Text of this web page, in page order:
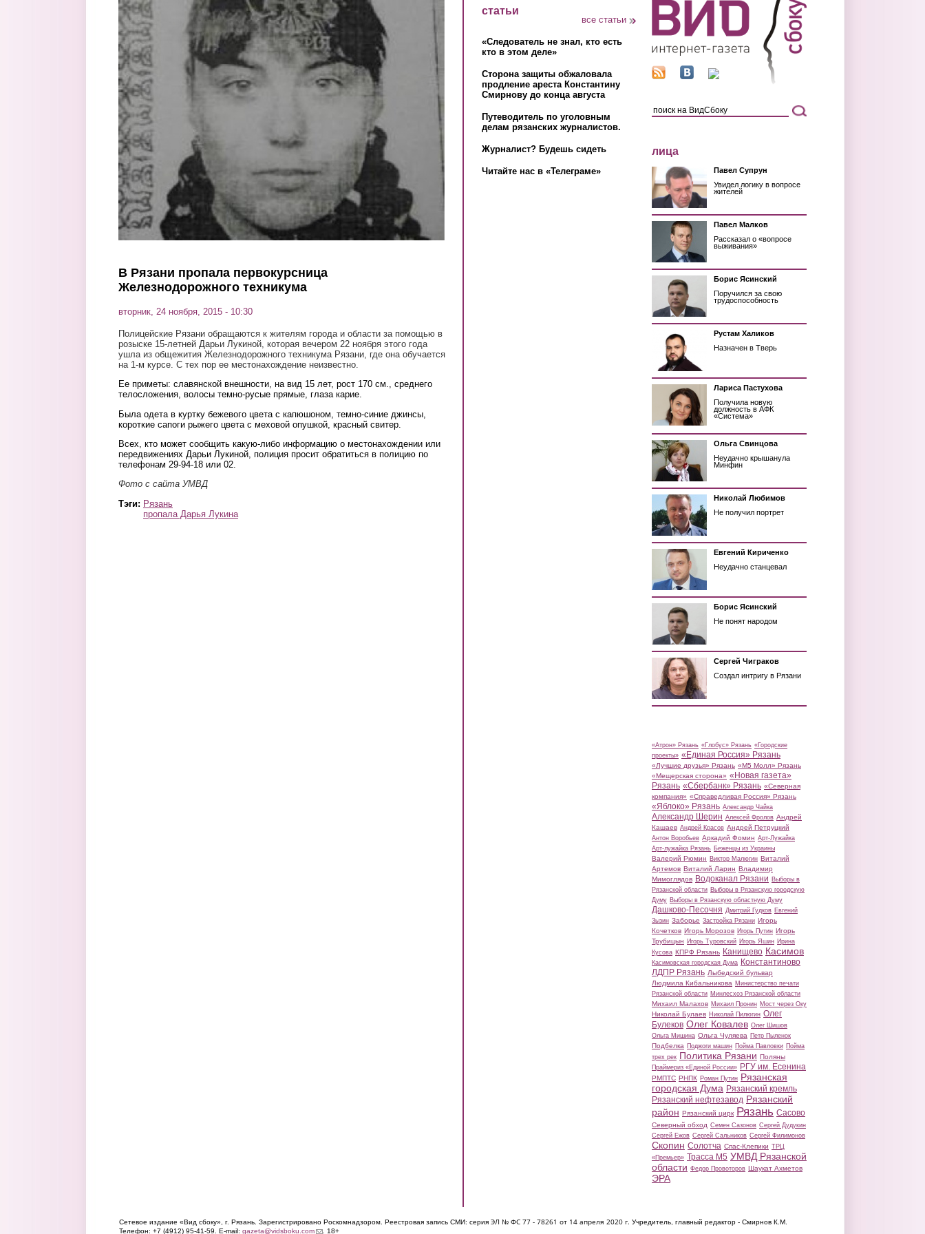
Перейти к основному содержанию
В Рязани пропала первокурсница
Железнодорожного техникума
вторник, 24 ноября, 2015 - 10:30
Полицейские Рязани обращаются к жителям города и области за помощью в
розыске 15-летней Дарьи Лукиной, которая вечером 22 ноября этого года
ушла из общежития Железнодорожного техникума Рязани, где она обучается
на 1-м курсе. С тех пор ее местонахождение неизвестно.
Ее приметы: славянской внешности, на вид 15 лет, рост 170 см., среднего
телосложения, волосы темно-русые прямые, глаза карие.
Была одета в куртку бежевого цвета с капюшоном, темно-синие джинсы,
короткие сапоги рыжего цвета с меховой опушкой, красный свитер.
Всех, кто может сообщить какую-либо информацию о местонахождении или
передвижениях Дарьи Лукиной, полиция просит обратиться в полицию по
телефонам 29-94-18 или 02.
Фото с сайта УМВД
Тэги: Рязань
пропала Дарья Лукина
статьи
все статьи
«Следователь не знал, кто есть
кто в этом деле»
Сторона защиты обжаловала
продление ареста Константину
Смирнову до конца августа
Путеводитель по уголовным
делам рязанских журналистов.
Журналист? Будешь сидеть
Читайте нас в «Телеграме»
лица
Павел Супрун
Увидел логику в вопросе
жителей
Павел Малков
Рассказал о «вопросе
выживания»
Борис Ясинский
Поручился за свою
трудоспособность
Рустам Халиков
Назначен в Тверь
Лариса Пастухова
Получила новую
должность в АФК
«Система»
Ольга Свинцова
Неудачно крышанула
Минфин
Николай Любимов
Не получил портрет
Евгений Кириченко
Неудачно станцевал
Борис Ясинский
Не понят народом
Сергей Чиграков
Создал интригу в Рязани
«Атрон» Рязань «Глобус» Рязань «Городские
проекты» «Единая Россия» Рязань
«Лучшие друзья» Рязань «М5 Молл» Рязань
«Мещерская сторона» «Новая газета»
Рязань «Сбербанк» Рязань «Северная
компания» «Справедливая Россия» Рязань
«Яблоко» Рязань Александр Чайка
Александр Шерин Алексей Фролов Андрей
Кашаев Андрей Красов Андрей Петруцкий
Антон Воробьев Аркадий Фомин Арт-Лужайка
Арт-лужайка Рязань Беженцы из Украины
Валерий Рюмин Виктор Малюгин Виталий
Артемов Виталий Ларин Владимир
Мимоглядов Водоканал Рязани Выборы в
Рязанской области Выборы в Рязанскую городскую
Думу Выборы в Рязанскую областную Думу
Дашково-Песочня Дмитрий Гудков Евгений
Зызин Заборье Застройка Рязани Игорь
Кочетков Игорь Морозов Игорь Путин Игорь
Трубицын Игорь Туровский Игорь Яшин Ирина
Кусова КПРФ Рязань Канищево Касимов
Касимовская городская Дума Константиново
ЛДПР Рязань Лыбедский бульвар
Людмила Кибальникова Министерство печати
Рязанской области Минлесхоз Рязанской области
Михаил Малахов Михаил Пронин Мост через Оку
Николай Булаев Николай Пилюгин Олег
Булеков Олег Ковалев Олег Шишов
Ольга Мишина Ольга Чуляева Петр Пыленок
Подбелка Поджоги машин Пойма Павловки Пойма
трех рек Политика Рязани Поляны
Праймериз «Единой России» РГУ им. Есенина
РМПТС РНПК Роман Путин Рязанская
городская Дума Рязанский кремль
Рязанский нефтезавод Рязанский
район Рязанский цирк Рязань Сасово
Северный обход Семен Сазонов Сергей Дудукин
Сергей Ежов Сергей Сальников Сергей Филимонов
Скопин Солотча Спас-Клепики ТРЦ
«Премьер» Трасса М5 УМВД Рязанской
области Федор Провоторов Шаукат Ахметов
ЭРА
Сетевое издание «Вид сбоку», г. Рязань. Зарегистрировано Роскомнадзором. Реестровая запись СМИ: серия ЭЛ № ФС 77 - 78261 от 14 апреля 2020 г. Учредитель, главный редактор - Смирнов К.М.
Телефон: +7 (4912) 95-41-59. E-mail: gazeta@vidsboku.com(link sends e-mail)
. 18+